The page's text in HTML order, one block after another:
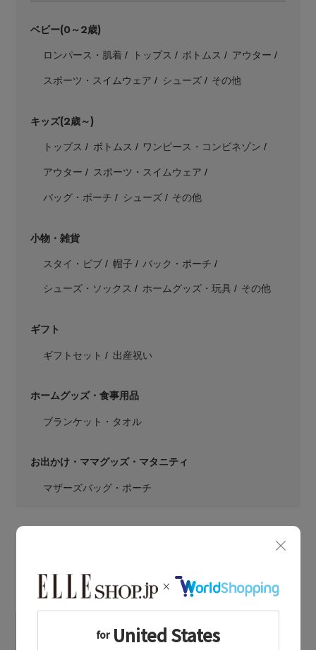
Stay in
ELLE SHOP 公式アプリ
ベビー(0～2歳)
ロンパース・肌着 トップス ボトムス アウター
スポーツ・スイムウェア シューズ その他
キッズ(2歳～)
トップス ボトムス ワンピース・コンビネゾン
アウター スポーツ・スイムウェア
バッグ・ポーチ シューズ その他
小物・雑貨
スタイ・ビブ 帽子 バック・ポーチ
シューズ・ソックス ホームグッズ・玩具 その他
ギフト
ギフトセット 出産祝い
ホームグッズ・食事用品
ブランケット・タオル
お出かけ・ママグッズ・マタニティ
マザーズバッグ・ポーチ
LATEST TOPICS